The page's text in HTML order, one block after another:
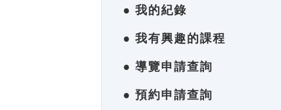
● 我的紀錄
● 我有興趣的課程
● 導覽申請查詢
● 預約申請查詢